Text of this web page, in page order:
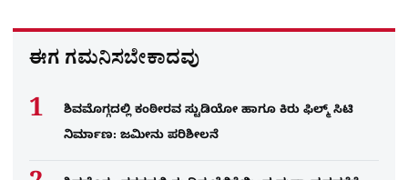
ಈಗ ಗಮನಿಸಬೇಕಾದವು
ಶಿವಮೊಗ್ಗದಲ್ಲಿ ಕಂಠೀರವ ಸ್ಟುಡಿಯೋ ಹಾಗೂ ಕಿರು ಫಿಲ್ಮ್ ಸಿಟಿ
ನಿರ್ಮಾಣ: ಜಮೀನು ಪರಿಶೀಲನೆ